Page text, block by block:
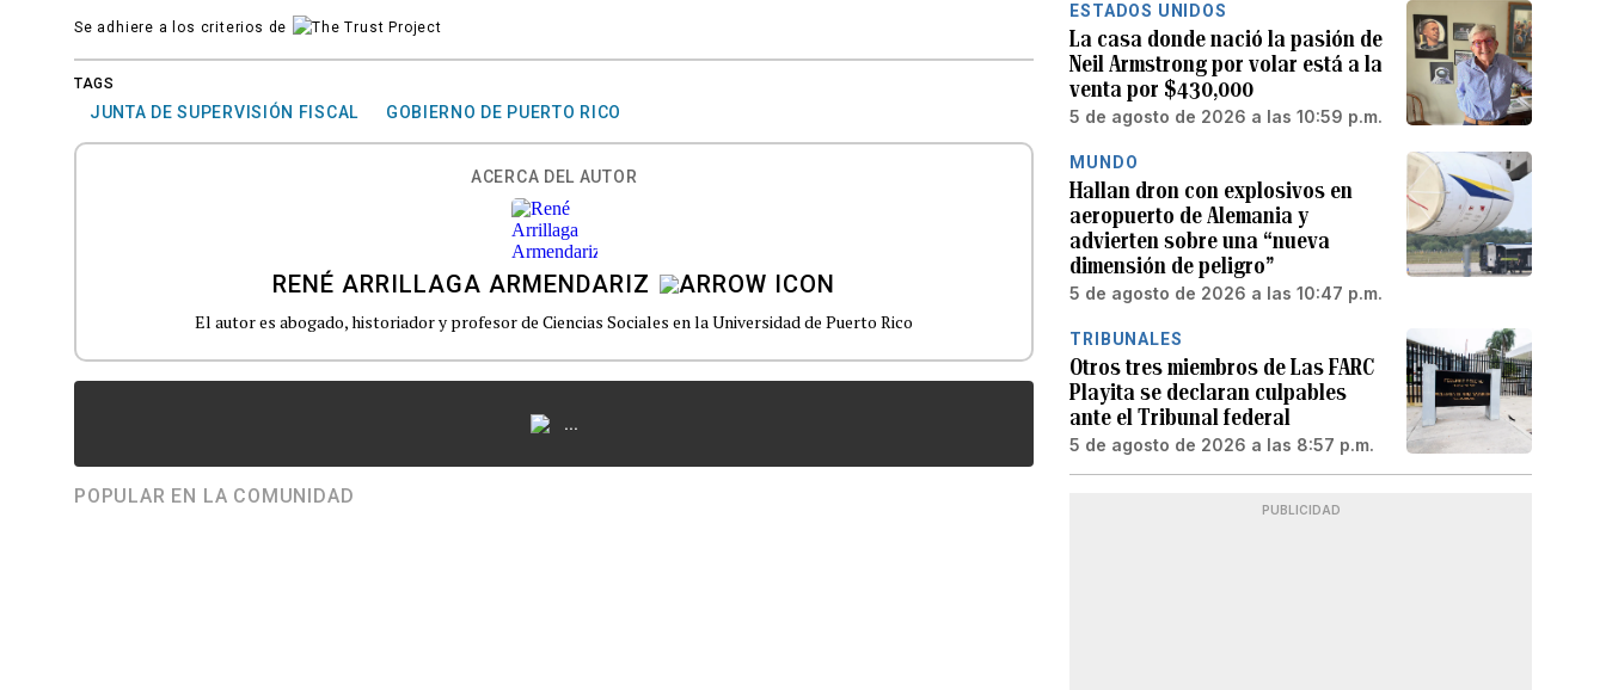
Se adhiere a los criterios de
TAGS
JUNTA DE SUPERVISIÓN FISCAL GOBIERNO DE PUERTO RICO
ACERCA DEL AUTOR
RENÉ ARRILLAGA ARMENDARIZ
El autor es abogado, historiador y profesor de Ciencias Sociales en la Universidad de Puerto Rico
...
POPULAR EN LA COMUNIDAD
ESTADOS UNIDOS
La casa donde nació la pasión de
Neil Armstrong por volar está a la
venta por $430,000
5 de agosto de 2026 a las 10:59 p.m.
MUNDO
Hallan dron con explosivos en
aeropuerto de Alemania y
advierten sobre una “nueva
dimensión de peligro”
5 de agosto de 2026 a las 10:47 p.m.
TRIBUNALES
Otros tres miembros de Las FARC
Playita se declaran culpables
ante el Tribunal federal
5 de agosto de 2026 a las 8:57 p.m.
PUBLICIDAD